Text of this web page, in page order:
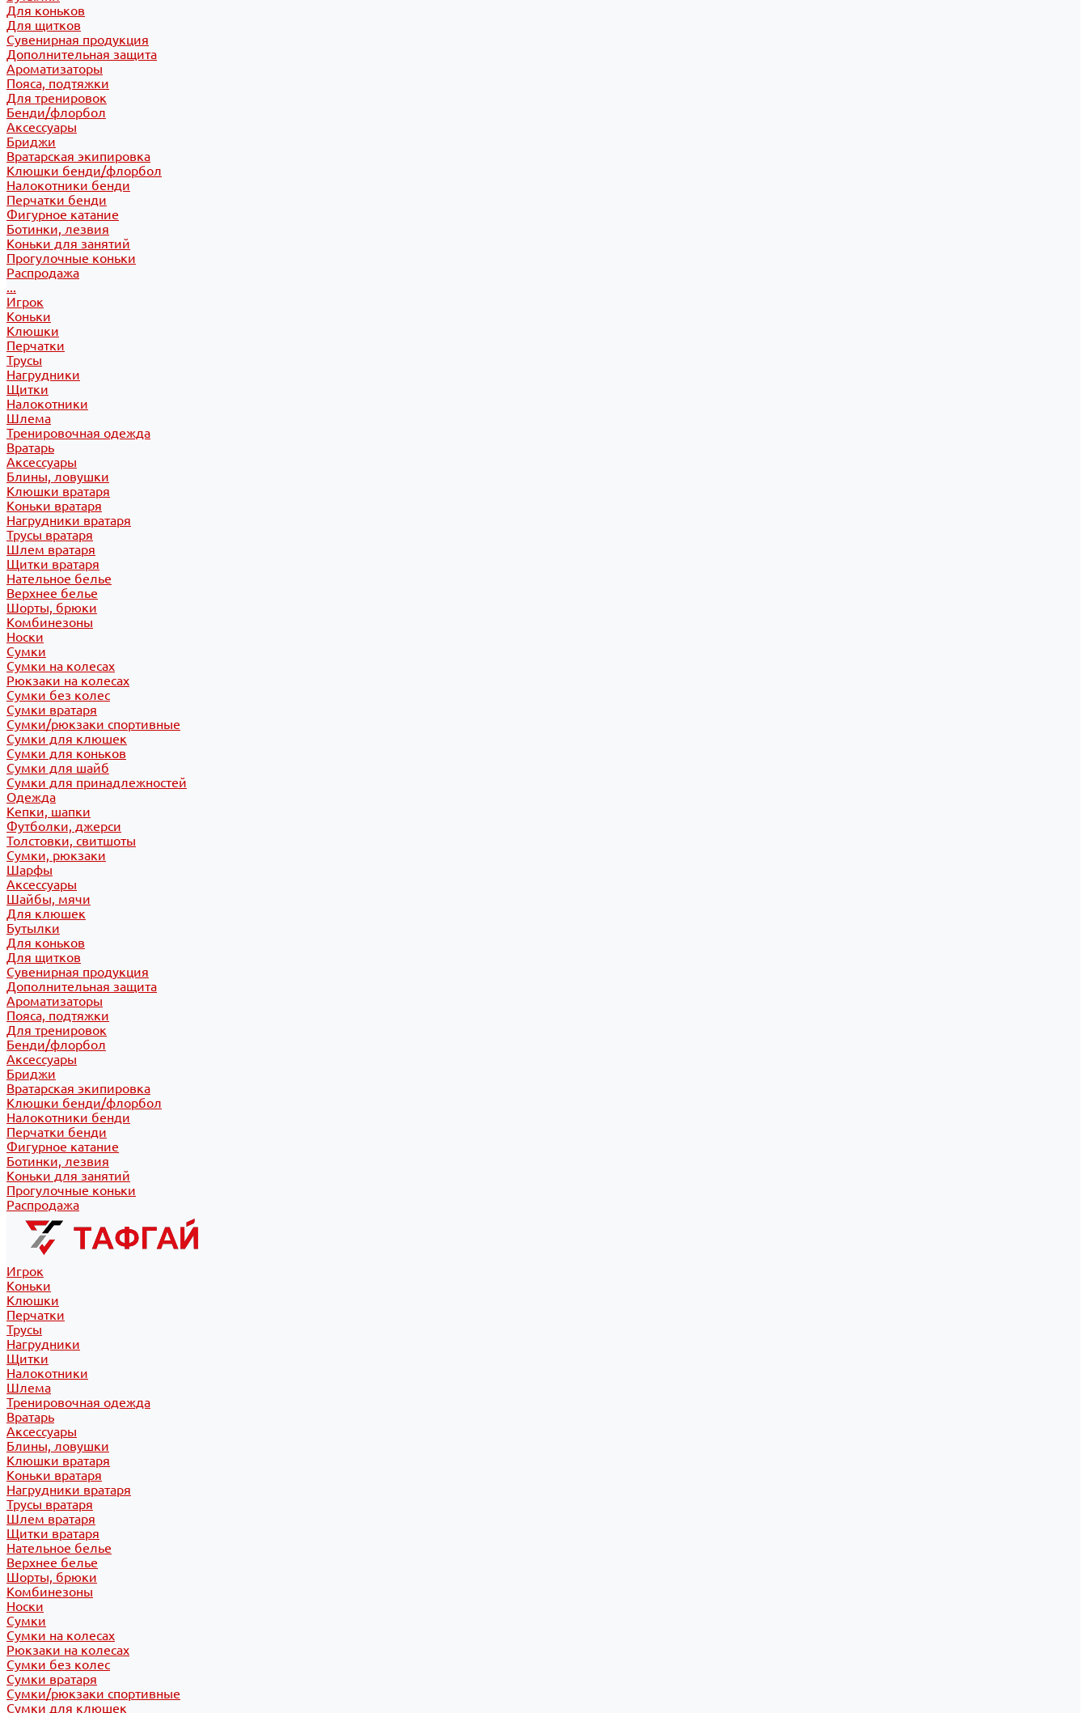
Для коньков
Для щитков
Сувенирная продукция
Дополнительная защита
Ароматизаторы
Пояса, подтяжки
Для тренировок
Бенди/флорбол
Аксессуары
Бриджи
Вратарская экипировка
Клюшки бенди/флорбол
Налокотники бенди
Перчатки бенди
Фигурное катание
Ботинки, лезвия
Коньки для занятий
Прогулочные коньки
Распродажа
...
Игрок
Коньки
Клюшки
Перчатки
Трусы
Нагрудники
Щитки
Налокотники
Шлема
Тренировочная одежда
Вратарь
Аксессуары
Блины, ловушки
Клюшки вратаря
Коньки вратаря
Нагрудники вратаря
Трусы вратаря
Шлем вратаря
Щитки вратаря
Нательное белье
Верхнее белье
Шорты, брюки
Комбинезоны
Носки
Сумки
Сумки на колесах
Рюкзаки на колесах
Сумки без колес
Сумки вратаря
Сумки/рюкзаки спортивные
Сумки для клюшек
Сумки для коньков
Сумки для шайб
Сумки для принадлежностей
Одежда
Кепки, шапки
Футболки, джерси
Толстовки, свитшоты
Сумки, рюкзаки
Шарфы
Аксессуары
Шайбы, мячи
Для клюшек
Бутылки
Для коньков
Для щитков
Сувенирная продукция
Дополнительная защита
Ароматизаторы
Пояса, подтяжки
Для тренировок
Бенди/флорбол
Аксессуары
Бриджи
Вратарская экипировка
Клюшки бенди/флорбол
Налокотники бенди
Перчатки бенди
Фигурное катание
Ботинки, лезвия
Коньки для занятий
Прогулочные коньки
Распродажа
Игрок
Коньки
Клюшки
Перчатки
Трусы
Нагрудники
Щитки
Налокотники
Шлема
Тренировочная одежда
Вратарь
Аксессуары
Блины, ловушки
Клюшки вратаря
Коньки вратаря
Нагрудники вратаря
Трусы вратаря
Шлем вратаря
Щитки вратаря
Нательное белье
Верхнее белье
Шорты, брюки
Комбинезоны
Носки
Сумки
Сумки на колесах
Рюкзаки на колесах
Сумки без колес
Сумки вратаря
Сумки/рюкзаки спортивные
Сумки для клюшек